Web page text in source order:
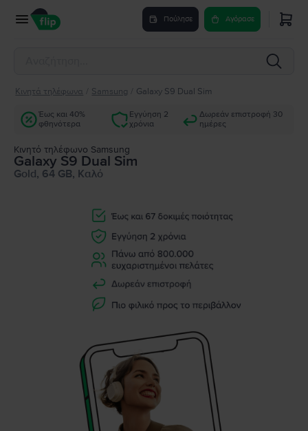
Πούλησε Αγόρασε
Κινητά τηλέφωνα Samsung Galaxy S9 Dual Sim
Έως και 40%
φθηνότερα
Εγγύηση 2
χρόνια
Δωρεάν επιστροφή 30
ημέρες
Κινητό τηλέφωνο Samsung
Galaxy S9 Dual Sim
Gold, 64 GB, Καλό